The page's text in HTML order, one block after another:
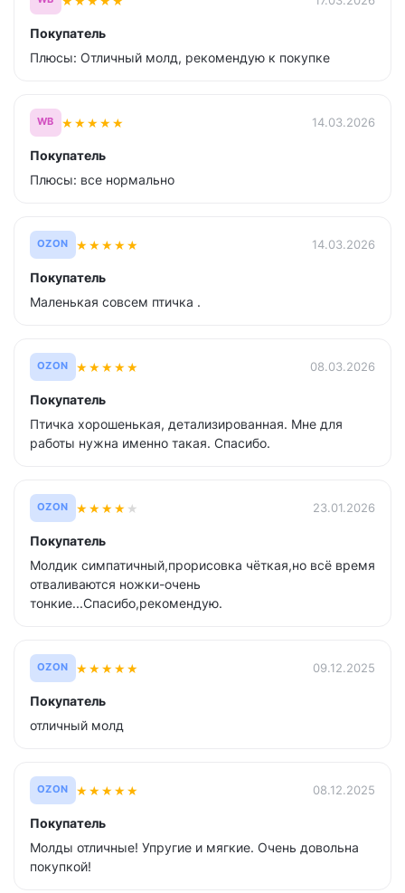
Покупатель
Плюсы: Отличный молд, рекомендую к покупке
WB ★★★★★ 14.03.2026
Покупатель
Плюсы: все нормально
OZON ★★★★★ 14.03.2026
Покупатель
Маленькая совсем птичка .
OZON ★★★★★ 08.03.2026
Покупатель
Птичка хорошенькая, детализированная. Мне для
работы нужна именно такая. Спасибо.
OZON ★★★★ ★ 23.01.2026
Покупатель
Молдик симпатичный,прорисовка чёткая,но всё время
отваливаются ножки-очень
тонкие...Спасибо,рекомендую.
OZON ★★★★★ 09.12.2025
Покупатель
отличный молд
OZON ★★★★★ 08.12.2025
Покупатель
Молды отличные! Упругие и мягкие. Очень довольна
покупкой!